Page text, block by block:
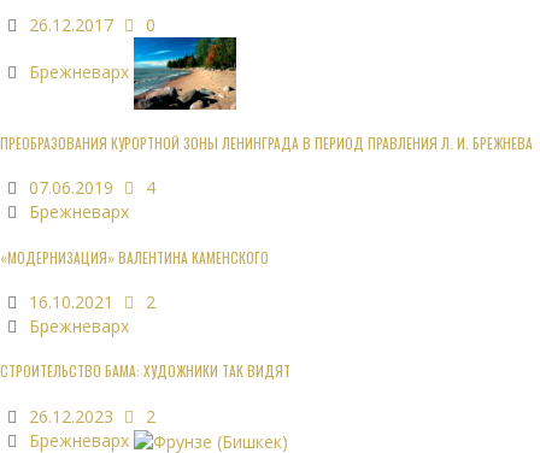
26.12.2017 0
Брежневарх
ПРЕОБРАЗОВАНИЯ КУРОРТНОЙ ЗОНЫ ЛЕНИНГРАДА В ПЕРИОД ПРАВЛЕНИЯ Л. И. БРЕЖНЕВА
07.06.2019
4
Брежневарх
«МОДЕРНИЗАЦИЯ» ВАЛЕНТИНА КАМЕНСКОГО
16.10.2021
2
Брежневарх
СТРОИТЕЛЬСТВО БАМА: ХУДОЖНИКИ ТАК ВИДЯТ
26.12.2023
2
Брежневарх